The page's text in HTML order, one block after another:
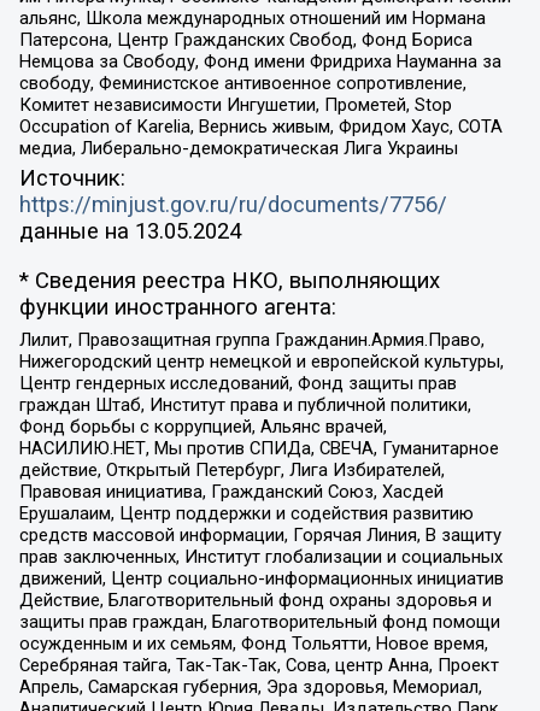
альянс, Школа международных отношений им Нормана
Патерсона, Центр Гражданских Свобод, Фонд Бориса
Немцова за Свободу, Фонд имени Фридриха Науманна за
свободу, Феминистское антивоенное сопротивление,
Комитет независимости Ингушетии, Прометей, Stop
Occupation of Karelia, Вернись живым, Фридом Хаус, СОТА
медиа, Либерально-демократическая Лига Украины
Источник:
https://minjust.gov.ru/ru/documents/7756/
данные на 13.05.2024
* Сведения реестра НКО, выполняющих
функции иностранного агента:
Лилит, Правозащитная группа Гражданин.Армия.Право,
Нижегородский центр немецкой и европейской культуры,
Центр гендерных исследований, Фонд защиты прав
граждан Штаб, Институт права и публичной политики,
Фонд борьбы с коррупцией, Альянс врачей,
НАСИЛИЮ.НЕТ, Мы против СПИДа, СВЕЧА, Гуманитарное
действие, Открытый Петербург, Лига Избирателей,
Правовая инициатива, Гражданский Союз, Хасдей
Ерушалаим, Центр поддержки и содействия развитию
средств массовой информации, Горячая Линия, В защиту
прав заключенных, Институт глобализации и социальных
движений, Центр социально-информационных инициатив
Действие, Благотворительный фонд охраны здоровья и
защиты прав граждан, Благотворительный фонд помощи
осужденным и их семьям, Фонд Тольятти, Новое время,
Серебряная тайга, Так-Так-Так, Сова, центр Анна, Проект
Апрель, Самарская губерния, Эра здоровья, Мемориал,